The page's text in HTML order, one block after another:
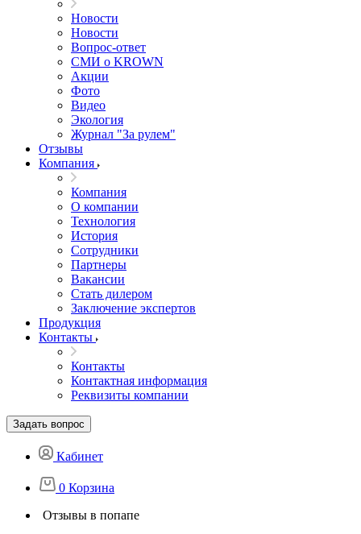
Новости
Новости
Вопрос-ответ
СМИ о KROWN
Акции
Фото
Видео
Экология
Журнал "За рулем"
Отзывы
Компания
Компания
О компании
Технология
История
Сотрудники
Партнеры
Вакансии
Стать дилером
Заключение экспертов
Продукция
Контакты
Контакты
Контактная информация
Реквизиты компании
Задать вопрос
Кабинет
0 Корзина
Отзывы в попапе